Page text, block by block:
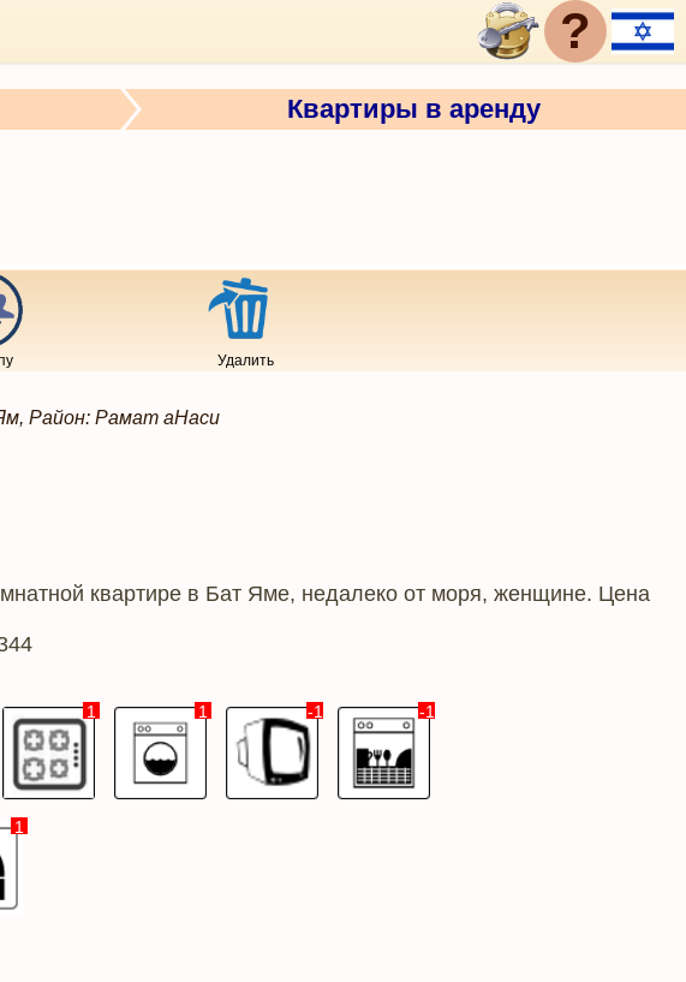
?
Квартиры в аренду
Удалить
Район: Рамат аНаси
квартире в Бат Яме, недалеко от моря, женщине. Цена
1 1 -1 -1
1